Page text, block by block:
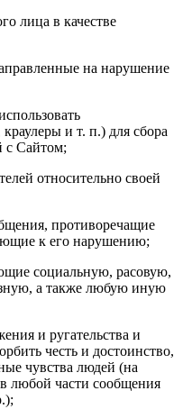
лица в качестве
на нарушение
и т. п.) для сбора
с Сайтом;
относительно своей
противоречащие
к его нарушению;
социальную, расовую,
а также любую иную
и ругательства и
честь и достоинство,
чувства людей (на
любой части сообщения